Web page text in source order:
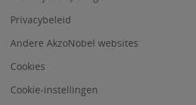
Privacybeleid
Andere AkzoNobel websites
Cookies
Cookie-instellingen